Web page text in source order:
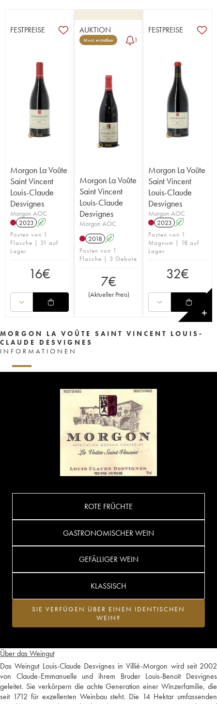
FESTPREISE
Morgon La Voûte
Saint Vincent
Louis-Claude
Desvignes
Morgon AOC
2023 A
Posten von 1
Flasche | 31 auf
Lager
16€
AUKTION
Mwst. erstattbar 1
Morgon La Voûte
Saint Vincent
Louis-Claude
Desvignes
Morgon AOC
2018 A
Posten von 1
Flasche | 3 Gebote
7€
(Aktueller Preis)
FESTPREISE
Morgon La Voûte
Saint Vincent
Louis-Claude
Desvignes
Morgon AOC
2023 A
Posten von 1
Magnum | 18 auf
Lager
32€
✕
MORGON LA VOÛTE SAINT VINCENT LOUIS-
CLAUDE DESVIGNES
INFORMATIONEN
Über das Weingut
Das Weingut Louis-Claude Desvignes in Villié-Morgon wird seit 2002
von Claude-Emmanuelle und ihrem Bruder Louis-Benoît Desvignes
geleitet. Sie verkörpern die achte Generation einer Winzerfamilie, die
seit 1712 für exzellenten Weinbau steht. Die 14 Hektar umfassenden
ROTE FRÜCHTE
GASTRONOMISCHER WEIN
GEFÄLLIGER WEIN
KLASSISCH
SIE VERFÜGEN ÜBER EINEN IDENTISCHEN
WEIN?